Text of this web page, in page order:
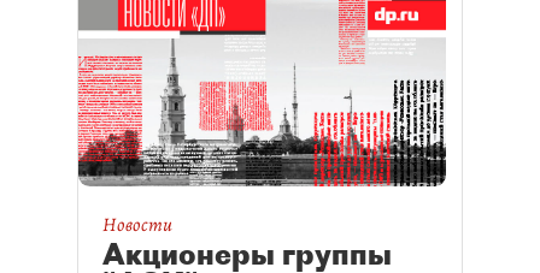
Новости
Акционеры группы